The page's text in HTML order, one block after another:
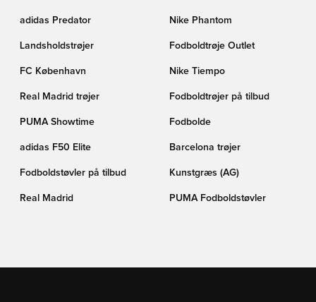
adidas Predator Nike Phantom
Landsholdstrøjer Fodboldtrøje Outlet
FC København Nike Tiempo
Real Madrid trøjer Fodboldtrøjer på tilbud
PUMA Showtime Fodbolde
adidas F50 Elite Barcelona trøjer
Fodboldstøvler på tilbud Kunstgræs (AG)
Real Madrid PUMA Fodboldstøvler